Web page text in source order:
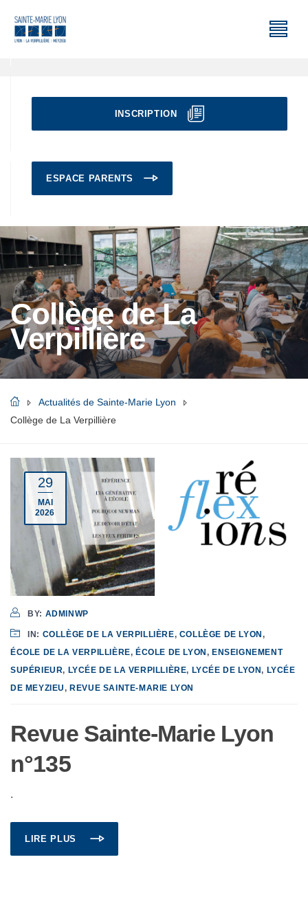
INSCRIPTION
ESPACE PARENTS
Collège de La
Verpillière
Actualités de Sainte-Marie Lyon
Collège de La Verpillière
29
MAI
2026
BY: ADMINWP
IN: COLLÈGE DE LA VERPILLIÈRE, COLLÈGE DE LYON,
ÉCOLE DE LA VERPILLIÈRE,ÉCOLE DE LYON,ENSEIGNEMENT
SUPÉRIEUR, LYCÉE DE LA VERPILLIÈRE, LYCÉE DE LYON, LYCÉE
DE MEYZIEU,REVUE SAINTE-MARIE LYON
Revue Sainte-Marie Lyon
n°135
.
LIRE PLUS